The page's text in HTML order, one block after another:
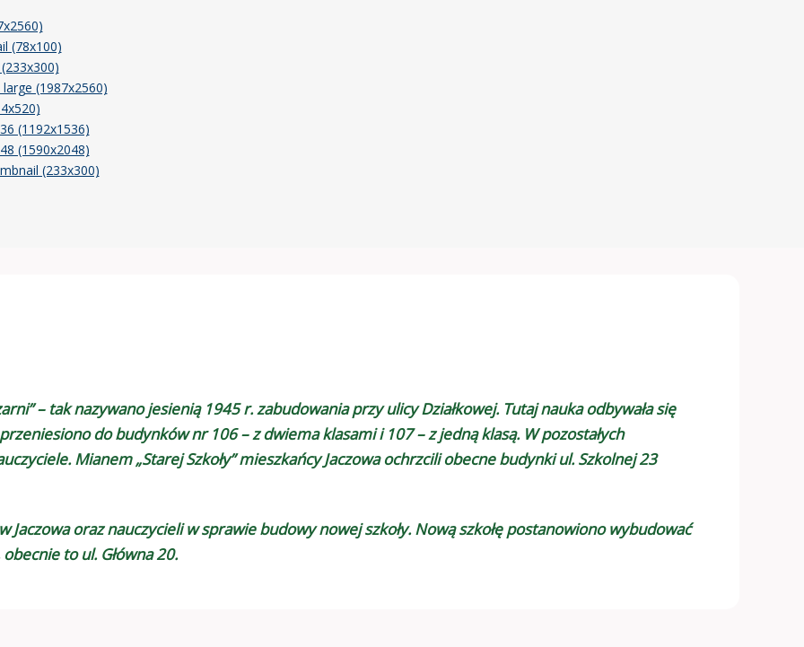
(78x100)
(1987x2560)
(1192x1536)
(1590x2048)
(233x300)
– tak nazywano jesienią 1945 r. zabudowania przy ulicy Działkowej. Tutaj nauka odbywała się
do budynków nr 106 – z dwiema klasami i 107 – z jedną klasą. W pozostałych
Mianem „Starej Szkoły” mieszkańcy Jaczowa ochrzcili obecne budynki ul. Szkolnej 23
Jaczowa oraz nauczycieli w sprawie budowy nowej szkoły. Nową szkołę postanowiono wybudować
to ul. Główna 20.